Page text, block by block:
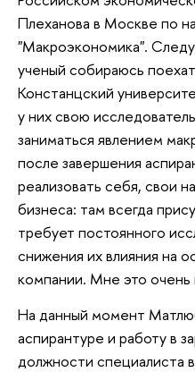
Плеханова в Москве по
"Макроэкономика".
ученый собираюсь
Констанцский
у них свою
заниматься явлением
после завершения
реализовать себя, свои
бизнеса: там всегда
требует постоянного
снижения их влияния на
компании. Мне это очень
На данный момент
аспирантуре и работу в
должности специалиста